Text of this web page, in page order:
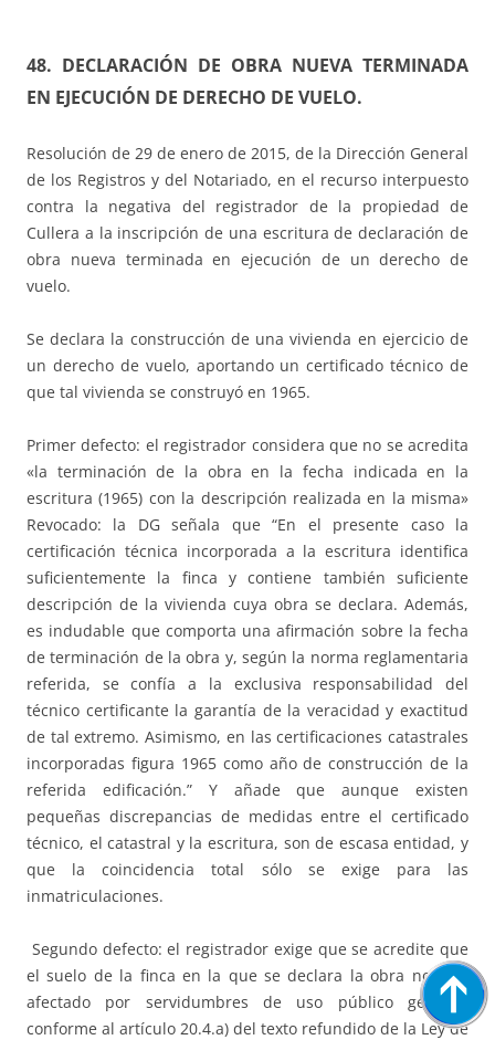
48. DECLARACIÓN DE OBRA NUEVA TERMINADA
EN EJECUCIÓN DE DERECHO DE VUELO.
Resolución de 29 de enero de 2015, de la Dirección General
de los Registros y del Notariado, en el recurso interpuesto
contra la negativa del registrador de la propiedad de
Cullera a la inscripción de una escritura de declaración de
obra nueva terminada en ejecución de un derecho de
vuelo.
Se declara la construcción de una vivienda en ejercicio de
un derecho de vuelo, aportando un certificado técnico de
que tal vivienda se construyó en 1965.
Primer defecto: el registrador considera que no se acredita
«la terminación de la obra en la fecha indicada en la
escritura (1965) con la descripción realizada en la misma»
Revocado: la DG señala que “En el presente caso la
certificación técnica incorporada a la escritura identifica
suficientemente la finca y contiene también suficiente
descripción de la vivienda cuya obra se declara. Además,
es indudable que comporta una afirmación sobre la fecha
de terminación de la obra y, según la norma reglamentaria
referida, se confía a la exclusiva responsabilidad del
técnico certificante la garantía de la veracidad y exactitud
de tal extremo. Asimismo, en las certificaciones catastrales
incorporadas figura 1965 como año de construcción de la
referida edificación.” Y añade que aunque existen
pequeñas discrepancias de medidas entre el certificado
técnico, el catastral y la escritura, son de escasa entidad, y
que la coincidencia total sólo se exige para las
inmatriculaciones.
Segundo defecto: el registrador exige que se acredite que
el suelo de la finca en la que se declara la obra no está
afectado por servidumbres de uso público general,
conforme al artículo 20.4.a) del texto refundido de la Ley de